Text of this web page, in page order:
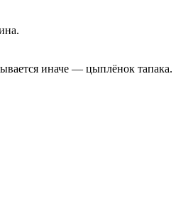
иначе — цыплёнок тапака.